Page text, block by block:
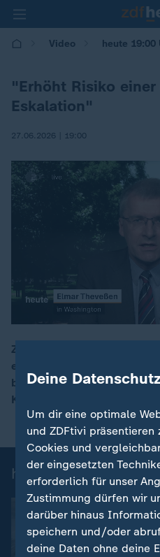
Video heute 19:00
"Erhöht Risiko einer
Eskalation"
27.06.2026 | 19:00
00:13
Zwischen den USA und Iran
eigentlich eine Waffenruhe
beide Länder erneut
Korrespondent Elmar
heute 19:00 Uhr:
Deine
Um dir eine optimale
und ZDFtivi präsentieren
Cookies und
der eingesetzten
erforderlich für unser
Zustimmung dürfen wir
darüber hinaus
speichern und/oder
deine Daten ohne deine